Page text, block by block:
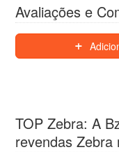
Avaliações e
TOP Zebra: A
revendas Zebra